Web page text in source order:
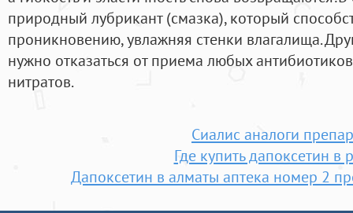
природный лубрикант (смазка), который
проникновению, увлажняя стенки влагалища.
нужно отказаться от приема любых
нитратов.
Сиалис аналоги
Где купить дапоксетин в
Дапоксетин в алматы аптека номер 2